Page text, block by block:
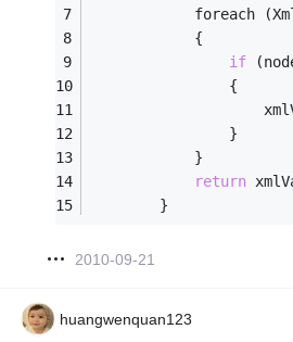
foreach
            {
if
                {
                }
            }
return
        }
2010-09-21
huangwenquan123